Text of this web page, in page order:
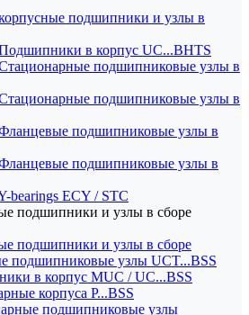
подшипники и узлы в
в корпус UC...BHTS
подшипниковые узлы в
подшипниковые узлы в
подшипниковые узлы в
подшипниковые узлы в
bearings ECY / STC
подшипники и узлы в сборе
подшипники и узлы в сборе
подшипниковые узлы UCT...BSS
в корпус MUC / UC...BSS
корпуса P...BSS
подшипниковые узлы